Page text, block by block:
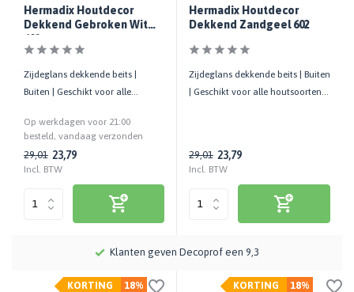
Hermadix Houtdecor
Dekkend Gebroken Wit
601
Zijdeglans dekkende beits |
Buiten | Geschikt voor alle
Op werkdagen voor 21:00
besteld, vandaag verzonden
29,01 23,79
Incl. BTW
Hermadix Houtdecor
Dekkend Zandgeel 602
Zijdeglans dekkende beits | Buiten
| Geschikt voor alle houtsoorten |
29,01 23,79
Incl. BTW
Meer dan 115 jaar kennis en ervaring
18%
KORTING 18%
KORTING